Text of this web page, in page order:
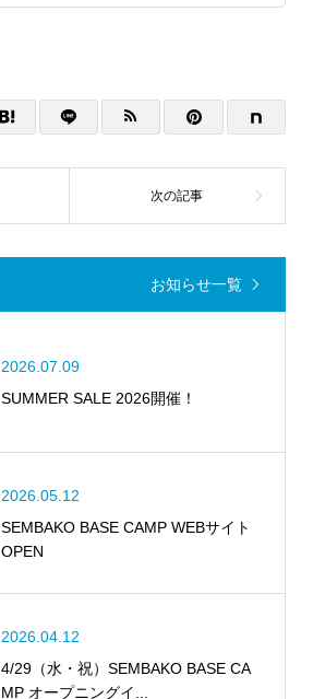
お知らせ一覧
2026.07.09
SUMMER SALE 2026開催！
2026.05.12
SEMBAKO BASE CAMP WEBサイト
OPEN
2026.04.12
4/29（水・祝）SEMBAKO BASE CA
MP オープニングイ...